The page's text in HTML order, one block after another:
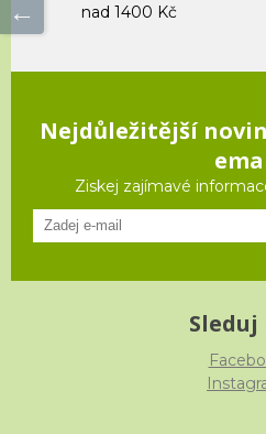
nad 1400 Kč
Nejdůležitější
Ziskej zajímavé
Sleduj